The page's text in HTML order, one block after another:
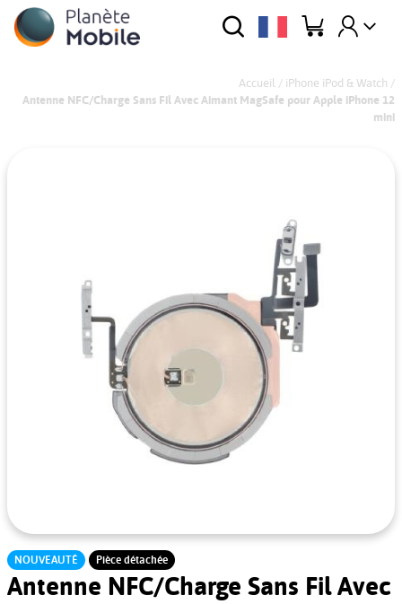
Accueil / iPhone iPod & Watch /
Antenne NFC/Charge Sans Fil Avec Aimant MagSafe pour Apple iPhone 12
mini
NOUVEAUTÉ Pièce détachée
Antenne NFC/Charge Sans Fil Avec